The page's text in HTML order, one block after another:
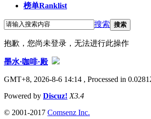
榜单Ranklist
搜索 搜索
抱歉，您尚未登录，无法进行此操作
墨水·咖啡·殿
GMT+8, 2026-8-6 14:14 , Processed in
Powered by Discuz! X3.4
© 2001-2017 Comsenz Inc.